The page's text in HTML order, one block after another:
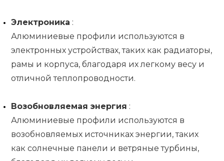
Электроника :
Алюминиевые профили используются в
электронных устройствах, таких как радиаторы,
рамы и корпуса, благодаря их легкому весу и
отличной теплопроводности.
Возобновляемая энергия :
Алюминиевые профили используются в
возобновляемых источниках энергии, таких
как солнечные панели и ветряные турбины,